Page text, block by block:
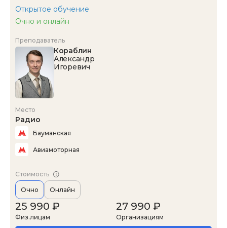
Открытое обучение
Очно и онлайн
Преподаватель
Кораблин
Александр
Игоревич
Место
Радио
Бауманская
Авиамоторная
Стоимость
Очно Онлайн
25 990 ₽
Физ.лицам
27 990 ₽
Организациям